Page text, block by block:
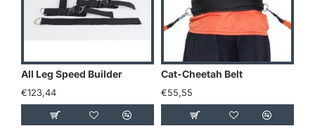
All Leg Speed Builder
€123,44
Cat-Cheetah Belt
€55,55